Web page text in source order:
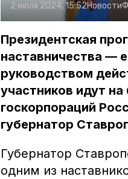
2 июля 2024, 15:52Новости
Президентская
наставничества —
руководством
участников идут
госкорпораций
губернатор
Губернатор
одним из